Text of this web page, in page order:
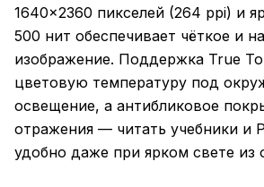
1640×2360 пикселей (264 ppi) и
500 нит обеспечивает чёткое и
изображение. Поддержка True
цветовую температуру под
освещение, а антибликовое
отражения — читать учебники и
удобно даже при ярком свете из